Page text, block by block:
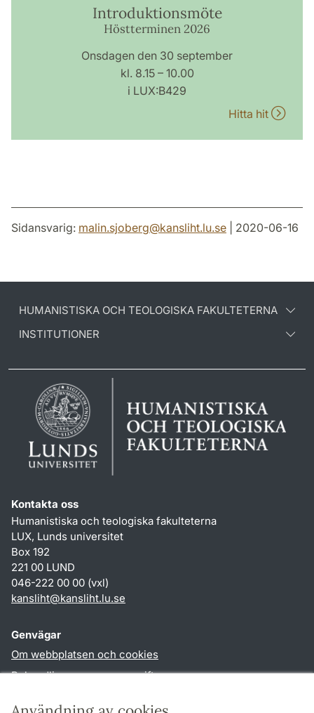
Introduktionsmöte
Höstterminen 2026
Onsdagen den 30 september
kl. 8.15 – 10.00
i LUX:B429
Hitta hit
Sidansvarig: malin.sjoberg@kansliht.lu.se | 2020-06-16
HUMANISTISKA OCH TEOLOGISKA FAKULTETERNA
INSTITUTIONER
Kontakta oss
Humanistiska och teologiska fakulteterna
LUX, Lunds universitet
Box 192
221 00 LUND
046-222 00 00 (vxl)
kansliht@kansliht.lu.se
Genvägar
Om webbplatsen och cookies
Behandling av personuppgifter